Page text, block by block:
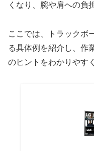
くなり、腕や肩への負
ここでは、トラックボ
る具体例を紹介し、作
のヒントをわかりやす